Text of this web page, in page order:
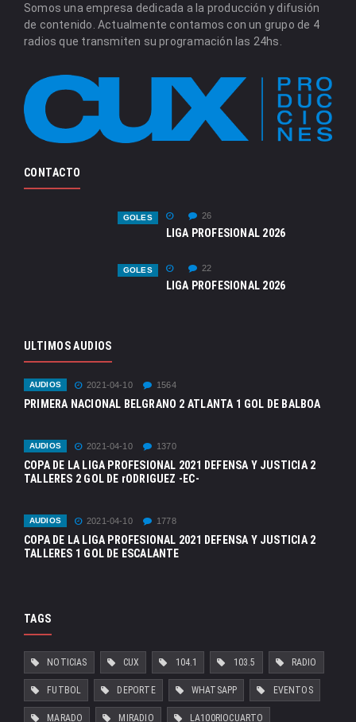
Somos una empresa dedicada a la producción y difusión
de contenido. Actualmente contamos con un grupo de 4
radios que transmiten su programación las 24hs.
CONTACTO
GOLES 26
LIGA PROFESIONAL 2026
GOLES 22
LIGA PROFESIONAL 2026
ULTIMOS AUDIOS
AUDIOS 2021-04-10 1564
PRIMERA NACIONAL BELGRANO 2 ATLANTA 1 GOL DE BALBOA
AUDIOS 2021-04-10 1370
COPA DE LA LIGA PROFESIONAL 2021 DEFENSA Y JUSTICIA 2
TALLERES 2 GOL DE rODRIGUEZ -EC-
AUDIOS 2021-04-10 1778
COPA DE LA LIGA PROFESIONAL 2021 DEFENSA Y JUSTICIA 2
TALLERES 1 GOL DE ESCALANTE
TAGS
NOTICIAS CUX 104.1 103.5 RADIO
FUTBOL DEPORTE WHATSAPP EVENTOS
MARADO MIRADIO LA100RIOCUARTO